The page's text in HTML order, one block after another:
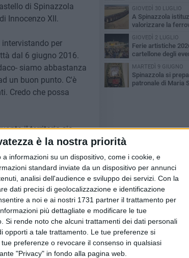
è la nostra priorità
informazioni su un dispositivo, come i cookie, e
standard inviate da un dispositivo per annunci
analisi dell'audience e sviluppo dei servizi. Con la
dati precisi di geolocalizzazione e identificazione
a noi e ai nostri 1731 partner il trattamento per
più dettagliate e modificare le tue
Si rende noto che alcuni trattamenti dei dati personali
opporti a tale trattamento. Le tue preferenze si
preferenze o revocare il consenso in qualsiasi
"Privacy" in fondo alla pagina web.
di Spinazzola
Innocenzo XII.
per
dal 6 giugno 2016.
siamo abbastanza
un buon punto. C'è
Credo che possa
il territorio sia
crepe delle rocce, ha
le cave rosse di
curiosi. «Al
che frequentano le
senso. Stiamo però
sarà possibile attuare
quanto riguarda invece
questione
di Puglia, noi siamo
GIOVEDÌ 30 LUGLIO
A Spinazzola
valorizzare la
Rocchetta Sant'Antonio
GIOVEDÌ 2 LUGLIO
Ferie artistiche
cartellone degli
MARTEDÌ 9 GIUGNO
Spinazzola si
patronale di Maria